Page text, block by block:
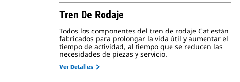
Tren De Rodaje
Todos los componentes del tren de rodaje Cat están
fabricados para prolongar la vida útil y aumentar el
tiempo de actividad, al tiempo que se reducen las
necesidades de piezas y servicio.
Ver Detalles